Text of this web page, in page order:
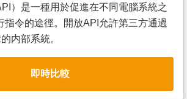
）是一種用於促進在不同電腦系統之
指令的途徑。開放API允許第三方通過
内部系統。
即時比較